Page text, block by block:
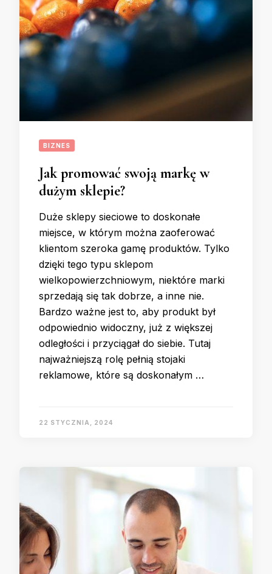
BIZNES
Jak promować swoją markę w
dużym sklepie?
Duże sklepy sieciowe to doskonałe
miejsce, w którym można zaoferować
klientom szeroka gamę produktów. Tylko
dzięki tego typu sklepom
wielkopowierzchniowym, niektóre marki
sprzedają się tak dobrze, a inne nie.
Bardzo ważne jest to, aby produkt był
odpowiednio widoczny, już z większej
odległości i przyciągał do siebie. Tutaj
najważniejszą rolę pełnią stojaki
reklamowe, które są doskonałym …
22 STYCZNIA, 2024